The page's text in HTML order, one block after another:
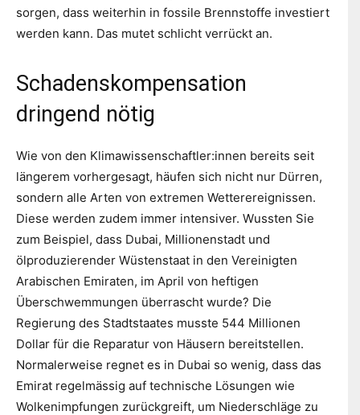
sorgen, dass weiterhin in fossile Brennstoffe investiert
werden kann. Das mutet schlicht verrückt an.
Schadenskompensation
dringend nötig
Wie von den Klimawissenschaftler:innen bereits seit
längerem vorhergesagt, häufen sich nicht nur Dürren,
sondern alle Arten von extremen Wetterereignissen.
Diese werden zudem immer intensiver. Wussten Sie
zum Beispiel, dass Dubai, Millionenstadt und
ölproduzierender Wüstenstaat in den Vereinigten
Arabischen Emiraten, im April von heftigen
Überschwemmungen überrascht wurde? Die
Regierung des Stadtstaates musste 544 Millionen
Dollar für die Reparatur von Häusern bereitstellen.
Normalerweise regnet es in Dubai so wenig, dass das
Emirat regelmässig auf technische Lösungen wie
Wolkenimpfungen zurückgreift, um Niederschläge zu